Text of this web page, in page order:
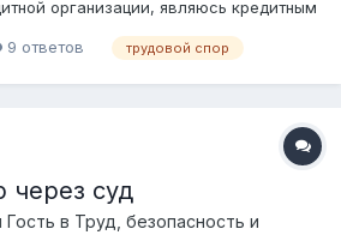
организации, являюсь кредитным
но получал отказ от
свой отказ...
9 ответов трудовой спор
через суд
в Труд, безопасность и